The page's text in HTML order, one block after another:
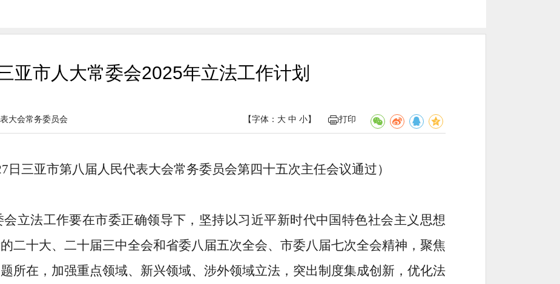
亚市人大常委会2025年立法工作计划
【字体： 大 中 小】 打印
大会常务委员会
日三亚市第八届人民代表大会常务委员会第四十五次主任会议通过）
立法工作要在市委正确领导下，坚持以习近平新时代中国特色社会主义思想
二十大、二十届三中全会和省委八届五次全会、市委八届七次全会精神，聚焦
所在，加强重点领域、新兴领域、涉外领域立法，突出制度集成创新，优化法